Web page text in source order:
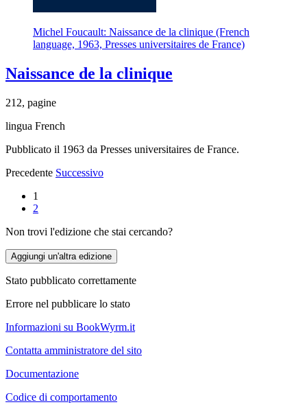
Michel Foucault: Naissance de la clinique (French
language, 1963, Presses universitaires de France)
Naissance de la clinique
212, pagine
lingua French
Pubblicato il 1963 da Presses universitaires de France.
Precedente Successivo
1
2
Non trovi l'edizione che stai cercando?
Aggiungi un'altra edizione
Stato pubblicato correttamente
Errore nel pubblicare lo stato
Informazioni su BookWyrm.it
Contatta amministratore del sito
Documentazione
Codice di comportamento